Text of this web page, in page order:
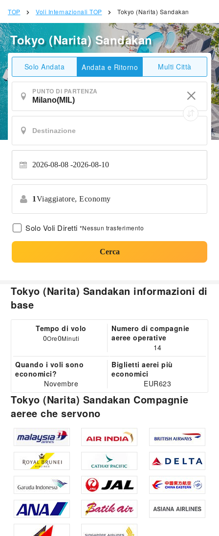
TOP Voli Internazionali TOP Tokyo (Narita) Sandakan
Tokyo (Narita) Sandakan
Solo Andata Andata e Ritorno Multi Città
PUNTO DI PARTENZA
2026-08-08 2026-08-10
1Viaggiatore, Economy
Solo Voli Diretti *Nessun trasferimento
Cerca
Tokyo (Narita) Sandakan informazioni di
base
Tempo di volo
0Ore0Minuti
Numero di compagnie
aeree operative
14
Quando i voli sono
economici?
Novembre
Biglietti aerei più
economici
EUR623
Tokyo (Narita) Sandakan Compagnie
aeree che servono